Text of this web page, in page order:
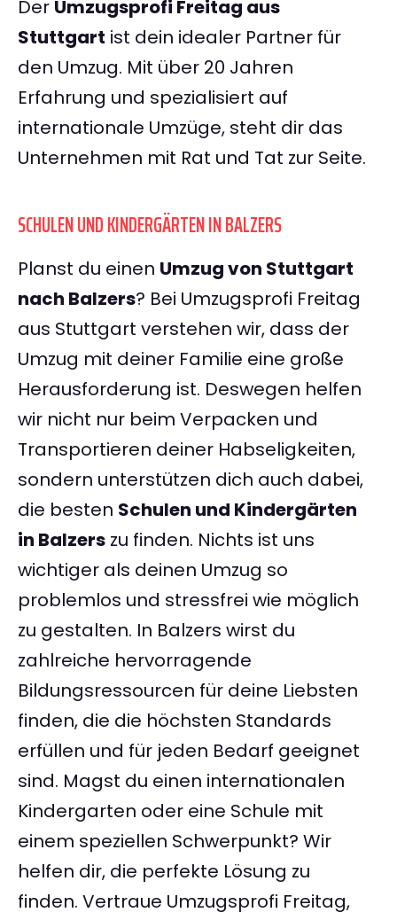
Der Umzugsprofi Freitag aus
Stuttgart ist dein idealer Partner für
den Umzug. Mit über 20 Jahren
Erfahrung und spezialisiert auf
internationale Umzüge, steht dir das
Unternehmen mit Rat und Tat zur Seite.
SCHULEN UND KINDERGÄRTEN IN BALZERS
Planst du einen Umzug von Stuttgart
nach Balzers? Bei Umzugsprofi Freitag
aus Stuttgart verstehen wir, dass der
Umzug mit deiner Familie eine große
Herausforderung ist. Deswegen helfen
wir nicht nur beim Verpacken und
Transportieren deiner Habseligkeiten,
sondern unterstützen dich auch dabei,
die besten Schulen und Kindergärten
in Balzers zu finden. Nichts ist uns
wichtiger als deinen Umzug so
problemlos und stressfrei wie möglich
zu gestalten. In Balzers wirst du
zahlreiche hervorragende
Bildungsressourcen für deine Liebsten
finden, die die höchsten Standards
erfüllen und für jeden Bedarf geeignet
sind. Magst du einen internationalen
Kindergarten oder eine Schule mit
einem speziellen Schwerpunkt? Wir
helfen dir, die perfekte Lösung zu
finden. Vertraue Umzugsprofi Freitag,